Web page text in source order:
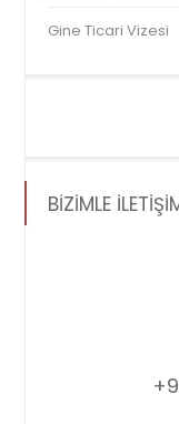
Gine Ticari Vizesi
BİZİMLE